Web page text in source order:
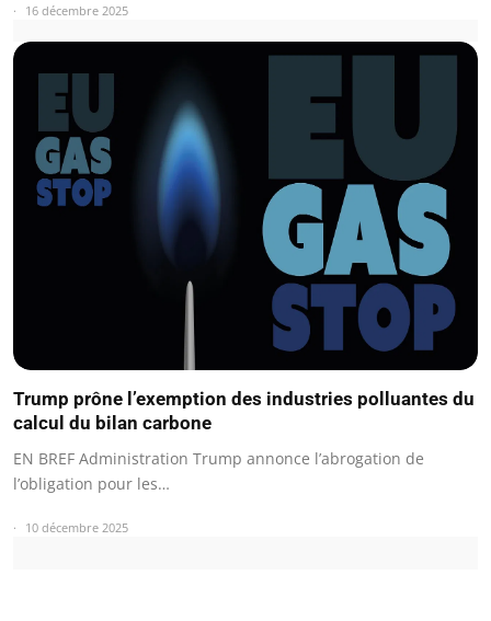
16 décembre 2025
Trump prône l’exemption des industries polluantes du
calcul du bilan carbone
EN BREF Administration Trump annonce l’abrogation de
l’obligation pour les…
10 décembre 2025